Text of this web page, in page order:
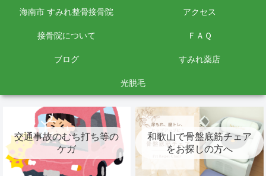
海南市 すみれ整骨接骨院 アクセス
接骨院について ＦＡＱ
ブログ すみれ薬店
光脱毛
交通事故のむち打ち等の
ケガ
和歌山で骨盤底筋チェア
をお探しの方へ